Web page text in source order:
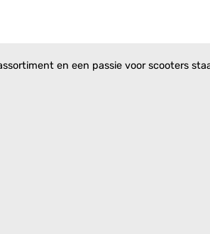
en een passie voor scooters